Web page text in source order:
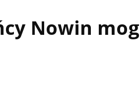
Nowin